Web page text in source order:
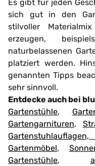
Es gibt für jeden
sich gut in den
stilvoller
erzeugen,
naturbelassenen
platziert werden.
genannten Tipps
sehr sinnvoll.
Entdecke auch bei
Gartenstühle,
Gartengarnituren,
Gartenmöbel,
Gartenstühle,